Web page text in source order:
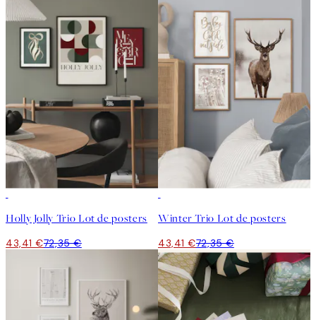
Holly Jolly Trio Lot de posters
43,41 €72,35 €
Winter Trio Lot de posters
43,41 €72,35 €